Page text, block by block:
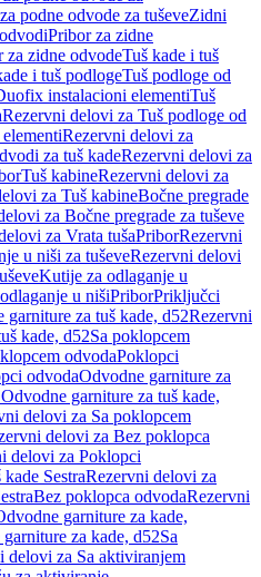
podne odvode za tuševeZidni
Pribor za zidne
za zidne odvodeTuš kade i tuš
i tuš podlogeTuš podloge od
instalacioni elementiTuš
Rezervni delovi za Tuš podloge od
Rezervni delovi za
za tuš kadeRezervni delovi za
Tuš kabineRezervni delovi za
za Tuš kabineBočne pregrade
za Bočne pregrade za tuševe
za Vrata tušaPriborRezervni
u niši za tuševeRezervni delovi
Kutije za odlaganje u
u nišiPriborPriključci
garniture za tuš kade, d52Rezervni
kade, d52Sa poklopcem
odvodaPoklopci
odvodaOdvodne garniture za
garniture za tuš kade,
delovi za Sa poklopcem
delovi za Bez poklopca
delovi za Poklopci
SestraRezervni delovi za
Bez poklopca odvodaRezervni
garniture za kade,
za kade, d52Sa
delovi za Sa aktiviranjem